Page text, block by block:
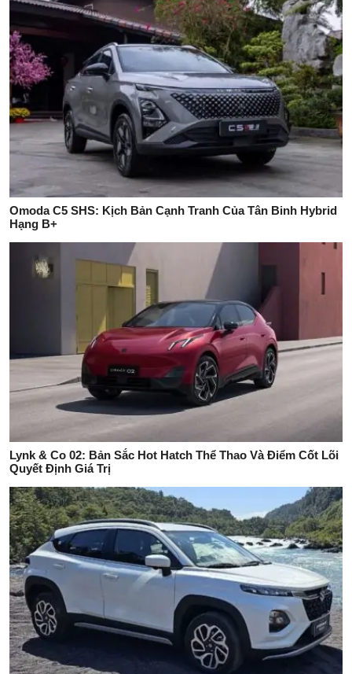
Omoda C5 SHS: Kịch Bản Cạnh Tranh Của Tân Binh Hybrid
Hạng B+
Lynk & Co 02: Bản Sắc Hot Hatch Thể Thao Và Điểm Cốt Lõi
Quyết Định Giá Trị